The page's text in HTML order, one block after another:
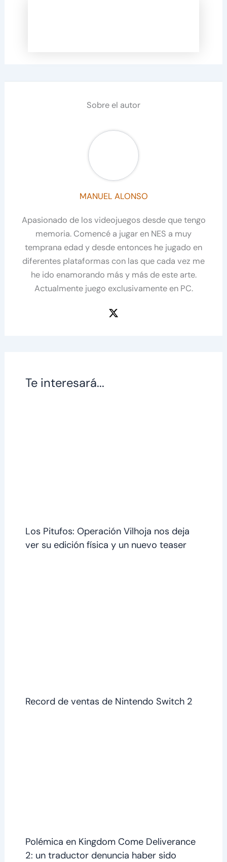
Sobre el autor
MANUEL ALONSO
Apasionado de los videojuegos desde que tengo
memoria. Comencé a jugar en NES a muy
temprana edad y desde entonces he jugado en
diferentes plataformas con las que cada vez me
he ido enamorando más y más de este arte.
Actualmente juego exclusivamente en PC.
Te interesará...
Los Pitufos: Operación Vilhoja nos deja
ver su edición física y un nuevo teaser
Record de ventas de Nintendo Switch 2
Polémica en Kingdom Come Deliverance
2: un traductor denuncia haber sido